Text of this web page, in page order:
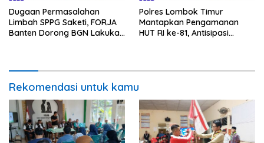
Dugaan Permasalahan
Limbah SPPG Saketi, FORJA
Banten Dorong BGN Lakukan
Polres Lombok Timur
Mantapkan Pengamanan
HUT RI ke-81, Antisipasi
Rekomendasi untuk kamu